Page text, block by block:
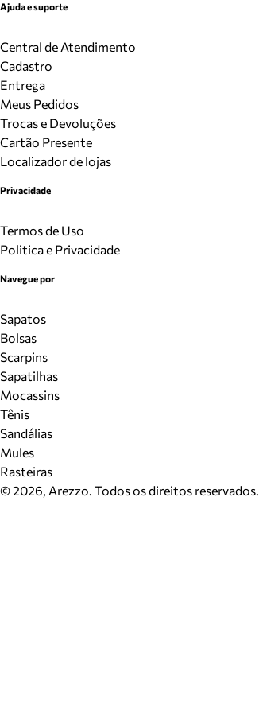
Ajuda e suporte
Central de Atendimento
Cadastro
Entrega
Meus Pedidos
Trocas e Devoluções
Cartão Presente
Localizador de lojas
Privacidade
Termos de Uso
Politica e Privacidade
Navegue por
Sapatos
Bolsas
Scarpins
Sapatilhas
Mocassins
Tênis
Sandálias
Mules
Rasteiras
©2026, Arezzo. Todos os direitos reservados.